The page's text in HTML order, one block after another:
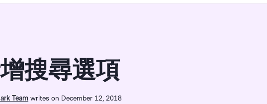
搜尋選項
Team writes on December 12, 2018